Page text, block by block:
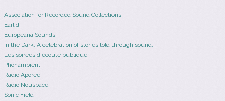
Association for Recorded Sound Collections
Earlid
Europeana Sounds
In the Dark. A celebration of stories told through sound.
Les soirées d'écoute publique
Phonambient
Radio Aporee
Radio Nouspace
Sonic Field